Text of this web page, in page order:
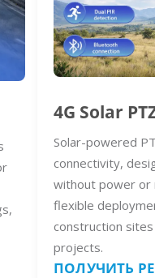
4G Solar
Solar-powered
connectivity,
without power or
flexible
construction
projects.
ПОЛУЧИТЬ